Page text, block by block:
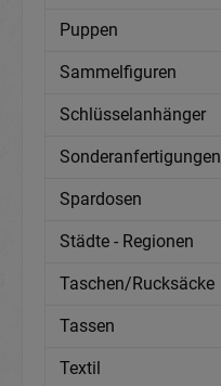
Puppen
Sammelfiguren
Schlüsselanhänger
Sonderanfertigungen
Spardosen
Städte - Regionen
Taschen/Rucksäcke
Tassen
Textil